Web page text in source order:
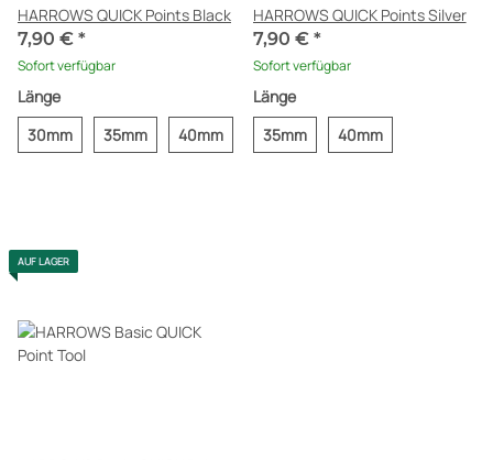
HARROWS QUICK Points Black
7,90 € *
Sofort verfügbar
Länge
30mm
35mm 40mm
HARROWS QUICK Points Silver
7,90 € *
Sofort verfügbar
Länge
35mm
40mm
AUF LAGER